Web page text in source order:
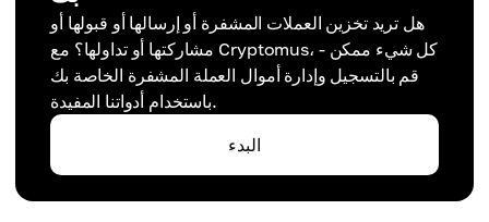
هل تريد تخزين العملات المشفرة أو إرسالها أو قبولها أو
مشاركتها أو تداولها؟ مع Cryptomus، كل شيء ممكن -
قم بالتسجيل وإدارة أموال العملة المشفرة الخاصة بك
باستخدام أدواتنا المفيدة.
البدء